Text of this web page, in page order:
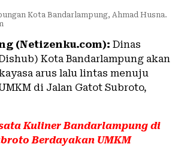
Kota Bandarlampung, Ahmad Husna.
(Netizenku.com): Dinas
Kota Bandarlampung akan
arus lalu lintas menuju
di Jalan Gatot Subroto,
Kuliner Bandarlampung di
Berdayakan UMKM